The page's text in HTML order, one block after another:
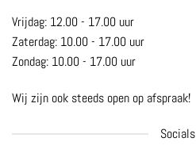
Vrijdag: 12.00 - 17.00 uur
Zaterdag: 10.00 - 17.00 uur
Zondag: 10.00 - 17.00 uur
Wij zijn ook steeds open op afspraak!
Socials